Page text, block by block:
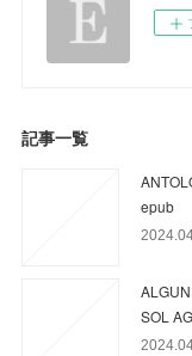
記事一覧
epub
SOL